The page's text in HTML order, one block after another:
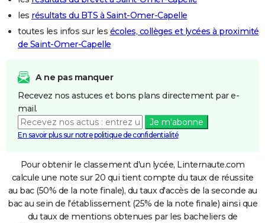
les résultats du BTS à Saint-Omer-Capelle
toutes les infos sur les écoles, collèges et lycées à proximité
de Saint-Omer-Capelle
A ne pas manquer
Recevez nos astuces et bons plans directement par e-
mail.
Je m'abonne
En savoir plus sur notre politique de confidentialité
Pour obtenir le classement d'un lycée, Linternaute.com
calcule une note sur 20 qui tient compte du taux de réussite
au bac (50% de la note finale), du taux d'accès de la seconde au
bac au sein de l'établissement (25% de la note finale) ainsi que
du taux de mentions obtenues par les bacheliers de